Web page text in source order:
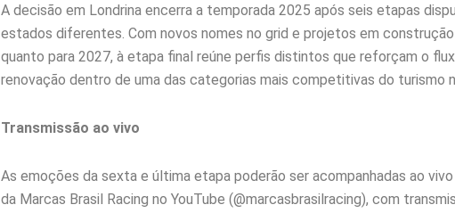
A decisão em Londrina encerra a temporada 2025 após seis etapas
estados diferentes. Com novos nomes no grid e projetos em
quanto para 2027, à etapa final reúne perfis distintos que reforçam o
renovação dentro de uma das categorias mais competitivas do turismo
Transmissão ao vivo
As emoções da sexta e última etapa poderão ser acompanhadas ao
da Marcas Brasil Racing no YouTube (@marcasbrasilracing), com